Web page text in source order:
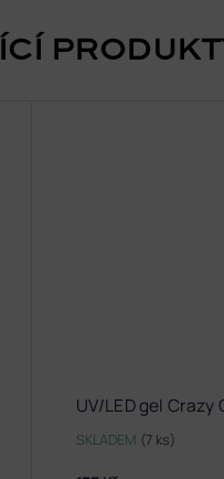
UV/LED gel Crazy
SKLADEM (7 ks)